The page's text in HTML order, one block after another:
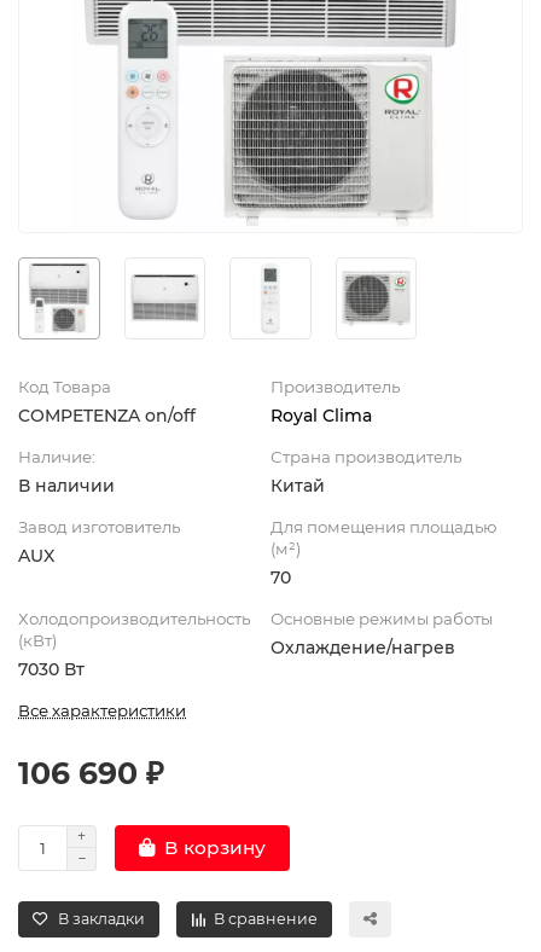
Код Товара
COMPETENZA on/off
Производитель
Royal Clima
Наличие:
В наличии
Страна производитель
Китай
Завод изготовитель
AUX
Для помещения площадью
(м²)
70
Холодопроизводительность
(кВт)
7030 Вт
Основные режимы работы
Охлаждение/нагрев
Все характеристики
106 690 ₽
В корзину
В закладки В сравнение